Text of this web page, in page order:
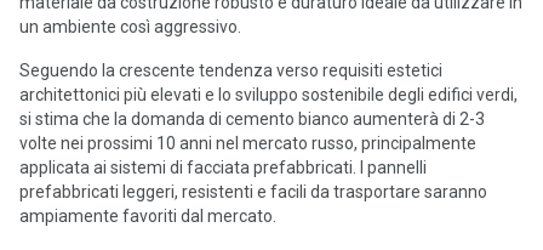
un ambiente così aggressivo.
Seguendo la crescente tendenza verso requisiti estetici
architettonici più elevati e lo sviluppo sostenibile degli edifici verdi,
si stima che la domanda di cemento bianco aumenterà di 2-3
volte nei prossimi 10 anni nel mercato russo, principalmente
applicata ai sistemi di facciata prefabbricati. I pannelli
prefabbricati leggeri, resistenti e facili da trasportare saranno
ampiamente favoriti dal mercato.